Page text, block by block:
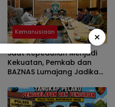
Kemanusiaan
Saat Kepedulian Menjadi
Kekuatan, Pemkab dan
BAZNAS Lumajang Jadikan
Ekonomi Warga
×